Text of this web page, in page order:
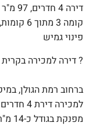
דירה 4 חדרים, 97 מ"ר
קומה 3 מתוך 6 קומות, יש מעלית וחניה
פינוי גמיש
? דירה למכירה
ברחוב רמת הגולן,
מפנקת בגודל כ-14 מ"ר ☀️